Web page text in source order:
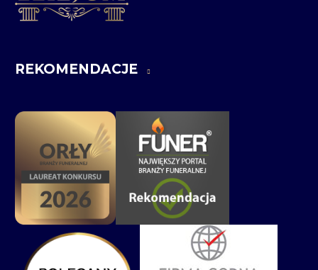
REKOMENDACJE